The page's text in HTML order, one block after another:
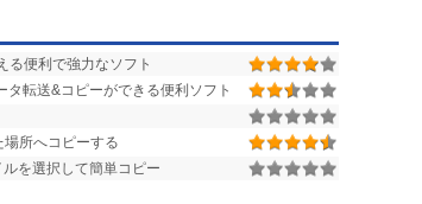
る便利で強力なソフト
転送&コピーができる便利ソフト
所へコピーする
を選択して簡単コピー